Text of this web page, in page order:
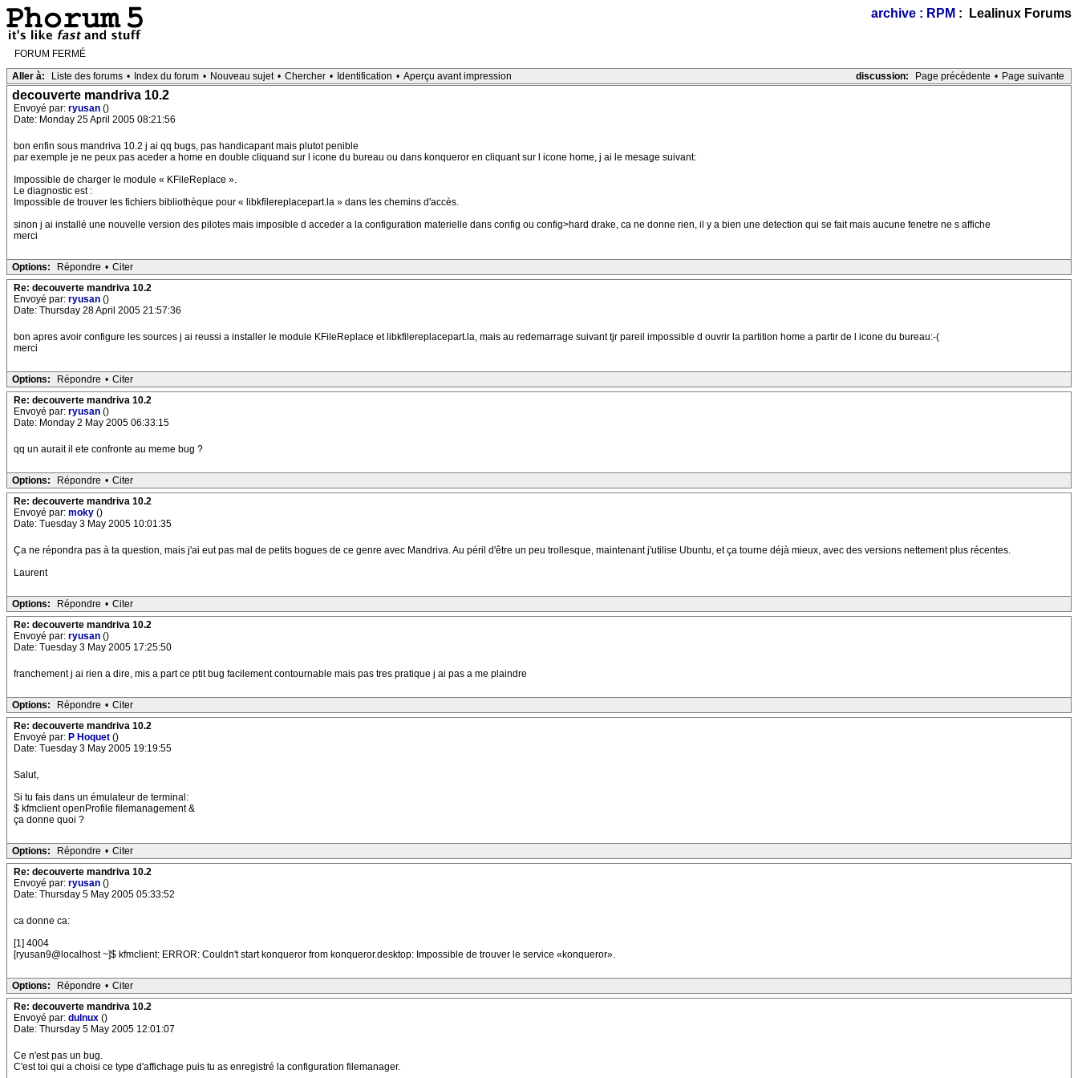
archive : RPM : Lealinux Forums
FORUM FERMÉ
discussion:
Page précédente • Page suivante
Aller à: Liste des forums • Index du forum • Nouveau sujet • Chercher • Identification • Aperçu avant impression
decouverte mandriva 10.2
Envoyé par: ryusan ()
Date: Monday 25 April 2005 08:21:56
bon enfin sous mandriva 10.2 j ai qq bugs, pas handicapant mais plutot penible
par exemple je ne peux pas aceder a home en double cliquand sur l icone du bureau ou dans konqueror en cliquant sur l icone home, j ai le mesage suivant:
Impossible de charger le module « KFileReplace ».
Le diagnostic est :
Impossible de trouver les fichiers bibliothèque pour « libkfilereplacepart.la » dans les chemins d'accès.
sinon j ai installé une nouvelle version des pilotes mais imposible d acceder a la configuration materielle dans config ou config>hard drake, ca ne donne rien, il y a bien une detection qui se fait mais aucune fenetre ne s affiche
merci
Options: Répondre • Citer
Re: decouverte mandriva 10.2
Envoyé par: ryusan ()
Date: Thursday 28 April 2005 21:57:36
bon apres avoir configure les sources j ai reussi a installer le module KFileReplace et libkfilereplacepart.la, mais au redemarrage suivant tjr pareil impossible d ouvrir la partition home a partir de l icone du bureau:-(
merci
Options: Répondre • Citer
Re: decouverte mandriva 10.2
Envoyé par: ryusan ()
Date: Monday 2 May 2005 06:33:15
qq un aurait il ete confronte au meme bug ?
Options: Répondre • Citer
Re: decouverte mandriva 10.2
Envoyé par: moky ()
Date: Tuesday 3 May 2005 10:01:35
Ça ne répondra pas à ta question, mais j'ai eut pas mal de petits bogues de ce genre avec Mandriva. Au péril d'être un peu trollesque, maintenant j'utilise Ubuntu, et ça tourne déjà mieux, avec des versions nettement plus récentes.
Laurent
Options: Répondre • Citer
Re: decouverte mandriva 10.2
Envoyé par: ryusan ()
Date: Tuesday 3 May 2005 17:25:50
franchement j ai rien a dire, mis a part ce ptit bug facilement contournable mais pas tres pratique j ai pas a me plaindre
Options: Répondre • Citer
Re: decouverte mandriva 10.2
Envoyé par: P Hoquet ()
Date: Tuesday 3 May 2005 19:19:55
Salut,
Si tu fais dans un émulateur de terminal:
$ kfmclient openProfile filemanagement &
ça donne quoi ?
Options: Répondre • Citer
Re: decouverte mandriva 10.2
Envoyé par: ryusan ()
Date: Thursday 5 May 2005 05:33:52
ca donne ca:
[1] 4004
[ryusan9@localhost ~]$ kfmclient: ERROR: Couldn't start konqueror from konqueror.desktop: Impossible de trouver le service «konqueror».
Options: Répondre • Citer
Re: decouverte mandriva 10.2
Envoyé par: dulnux ()
Date: Thursday 5 May 2005 12:01:07
Ce n'est pas un bug.
C'est toi qui a choisi ce type d'affichage puis tu as enregistré la configuration filemanager.